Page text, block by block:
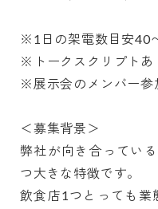
※1日の架電数目安40
※トークスクリプトあ
※展示会のメンバー参
＜募集背景＞
弊社が向き合ってい
つ大きな特徴です。
飲食店1つとっても業